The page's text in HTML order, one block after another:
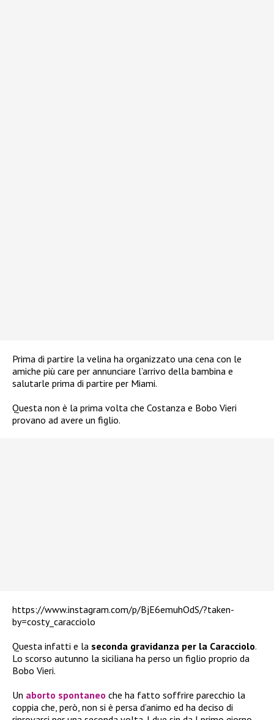
Prima di partire la velina ha organizzato una cena con le
amiche più care per annunciare l’arrivo della bambina e
salutarle prima di partire per Miami.
Questa non è la prima volta che Costanza e Bobo Vieri
provano ad avere un figlio.
https://www.instagram.com/p/BjE6emuhOdS/?taken-
by=costy_caracciolo
Questa infatti e la seconda gravidanza per la Caracciolo.
Lo scorso autunno la siciliana ha perso un figlio proprio da
Bobo Vieri.
Un aborto spontaneo che ha fatto soffrire parecchio la
coppia che, però, non si è persa d’animo ed ha deciso di